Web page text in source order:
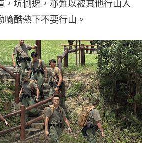
，坑側邊，亦難以被其他行山人
喻酷熱下不要行山。